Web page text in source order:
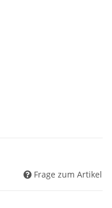
Frage zum Artikel